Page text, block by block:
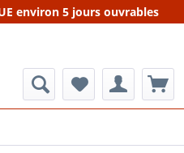
environ 5 jours ouvrables